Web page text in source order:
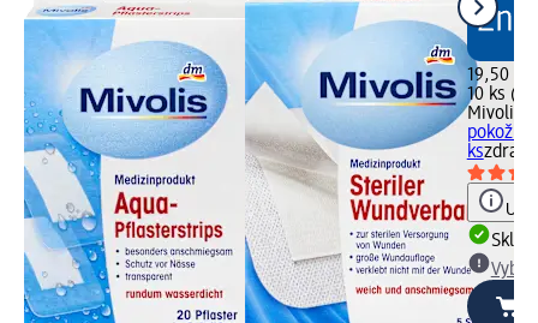
19,50 Kč
10 ks
Mivolis
pokožku
ks